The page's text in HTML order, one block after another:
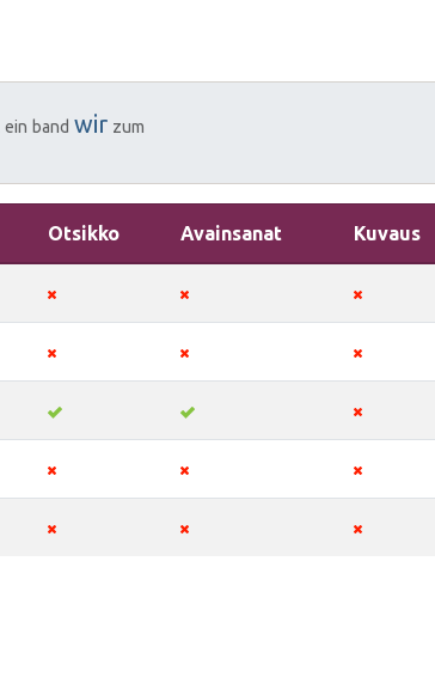
ein band wir zum
Otsikko Avainsanat Kuvaus